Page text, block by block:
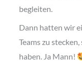
begleiten.
Dann hatten wir
Teams zu
haben. Ja Mann!